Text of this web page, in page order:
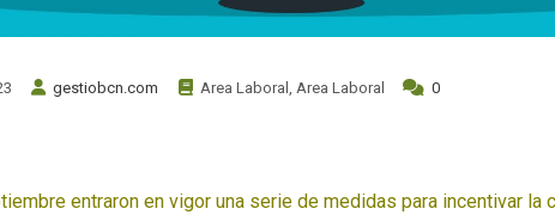
gestiobcn.com Area Laboral , Area Laboral 0
entraron en vigor una serie de medidas para incentivar la